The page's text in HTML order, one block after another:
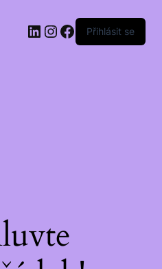
LinkedIn
Instagram
Facebook
Přihlásit se